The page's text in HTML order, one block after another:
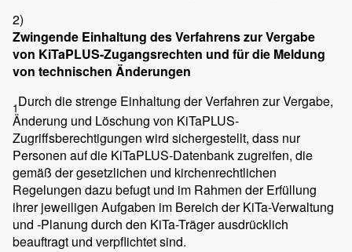
2)
Zwingende Einhaltung des Verfahrens zur Vergabe
von KiTaPLUS-Zugangsrechten und für die Meldung
von technischen Änderungen
1Durch die strenge Einhaltung der Verfahren zur Vergabe,
Änderung und Löschung von KiTaPLUS-
Zugriffsberechtigungen wird sichergestellt, dass nur
Personen auf die KiTaPLUS-Datenbank zugreifen, die
gemäß der gesetzlichen und kirchenrechtlichen
Regelungen dazu befugt und im Rahmen der Erfüllung
ihrer jeweiligen Aufgaben im Bereich der KiTa-Verwaltung
und -Planung durch den KiTa-Träger ausdrücklich
beauftragt und verpflichtet sind.